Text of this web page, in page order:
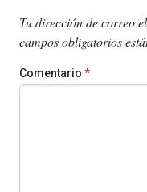
Tu dirección de correo
campos obligatorios
Comentario *